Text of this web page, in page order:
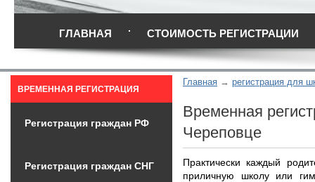
ГЛАВНАЯ СТОИМОСТЬ РЕГИСТРАЦИИ
Главная регистрация для
Временная
Череповце
Практически каждый
приличную школу или
ВРЕМЕННАЯ РЕГИСТРАЦИЯ
Регистрация граждан РФ
Регистрация граждан СНГ